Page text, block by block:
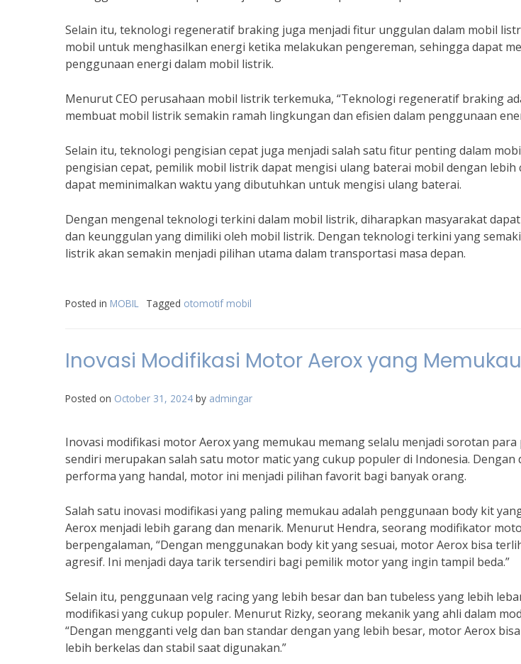
Selain itu, teknologi regeneratif braking juga menjadi fitur unggulan dalam mobil
mobil untuk menghasilkan energi ketika melakukan pengereman, sehingga dapat
penggunaan energi dalam mobil listrik.
Menurut CEO perusahaan mobil listrik terkemuka, “Teknologi regeneratif braking
membuat mobil listrik semakin ramah lingkungan dan efisien dalam penggunaan
Selain itu, teknologi pengisian cepat juga menjadi salah satu fitur penting dalam
pengisian cepat, pemilik mobil listrik dapat mengisi ulang baterai mobil dengan lebih
dapat meminimalkan waktu yang dibutuhkan untuk mengisi ulang baterai.
Dengan mengenal teknologi terkini dalam mobil listrik, diharapkan masyarakat
dan keunggulan yang dimiliki oleh mobil listrik. Dengan teknologi terkini yang
listrik akan semakin menjadi pilihan utama dalam transportasi masa depan.
Posted in MOBIL Tagged otomotif mobil
Inovasi Modifikasi Motor Aerox yang Memukau
Posted on October 31, 2024 by admingar
Inovasi modifikasi motor Aerox yang memukau memang selalu menjadi sorotan
sendiri merupakan salah satu motor matic yang cukup populer di Indonesia. Dengan
performa yang handal, motor ini menjadi pilihan favorit bagi banyak orang.
Salah satu inovasi modifikasi yang paling memukau adalah penggunaan body kit
Aerox menjadi lebih garang dan menarik. Menurut Hendra, seorang modifikator
berpengalaman, “Dengan menggunakan body kit yang sesuai, motor Aerox bisa
agresif. Ini menjadi daya tarik tersendiri bagi pemilik motor yang ingin tampil beda.”
Selain itu, penggunaan velg racing yang lebih besar dan ban tubeless yang lebih
modifikasi yang cukup populer. Menurut Rizky, seorang mekanik yang ahli dalam
“Dengan mengganti velg dan ban standar dengan yang lebih besar, motor Aerox
lebih berkelas dan stabil saat digunakan.”